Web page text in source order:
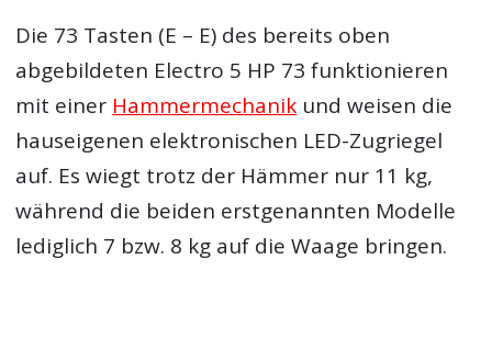
Die 73 Tasten (E – E) des bereits oben
abgebildeten Electro 5 HP 73 funktionieren
mit einer Hammermechanik und weisen die
hauseigenen elektronischen LED-Zugriegel
auf. Es wiegt trotz der Hämmer nur 11 kg,
während die beiden erstgenannten Modelle
lediglich 7 bzw. 8 kg auf die Waage bringen.